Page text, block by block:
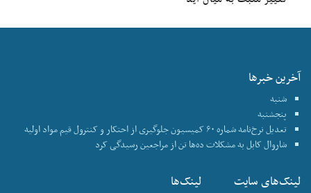
آخرین خبرها
شنبه
پنجشنبه
تعدیل نرخ‌نامه شماره ۶۰ کمیسیون جلوگیری از احتکار و کنترول قیم مواد اولیه
شاروال کابل به مشکلات ده‌ها تن از مراجعین رسیدگی کرد
لینک‌های سایت لینک‌ها